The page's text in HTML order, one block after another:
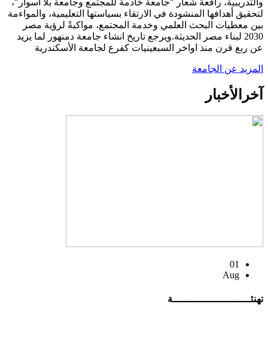
والتدريبية، رافعةً شعار "جامعة خادمة للمجتمع وجامعة بلا أسوار"،
لتحقيق أهدافها المنشودة في الارتقاء بسياستها التعليمية، والمواءمة
بين معطيات البحث العلمي وخدمة المجتمع، مواكبةً لرؤية مصر
2030 لبناء مصر الحديثة.ويرجع تاريخ انشاء جامعة دمنهور لما يزيد
عن ربع قرن منذ اواخر السبعينيات كفرع لجامعة الأسكندرية
المزيد عن الجامعة
آخر الأخبار
01
Aug
تهنئــــــــــــــــــــــــــة